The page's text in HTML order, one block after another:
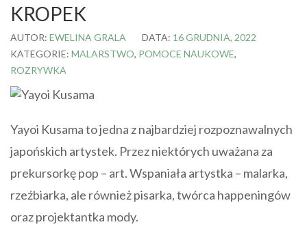
KROPEK
AUTOR: EWELINA GRALA DATA: 16 GRUDNIA, 2022
KATEGORIE: MALARSTWO, POMOCE NAUKOWE,
ROZRYWKA
Yayoi Kusama to jedna z najbardziej rozpoznawalnych
japońskich artystek. Przez niektórych uważana za
prekursorkę pop – art. Wspaniała artystka – malarka,
rzeźbiarka, ale również pisarka, twórca happeningów
oraz projektantka mody.